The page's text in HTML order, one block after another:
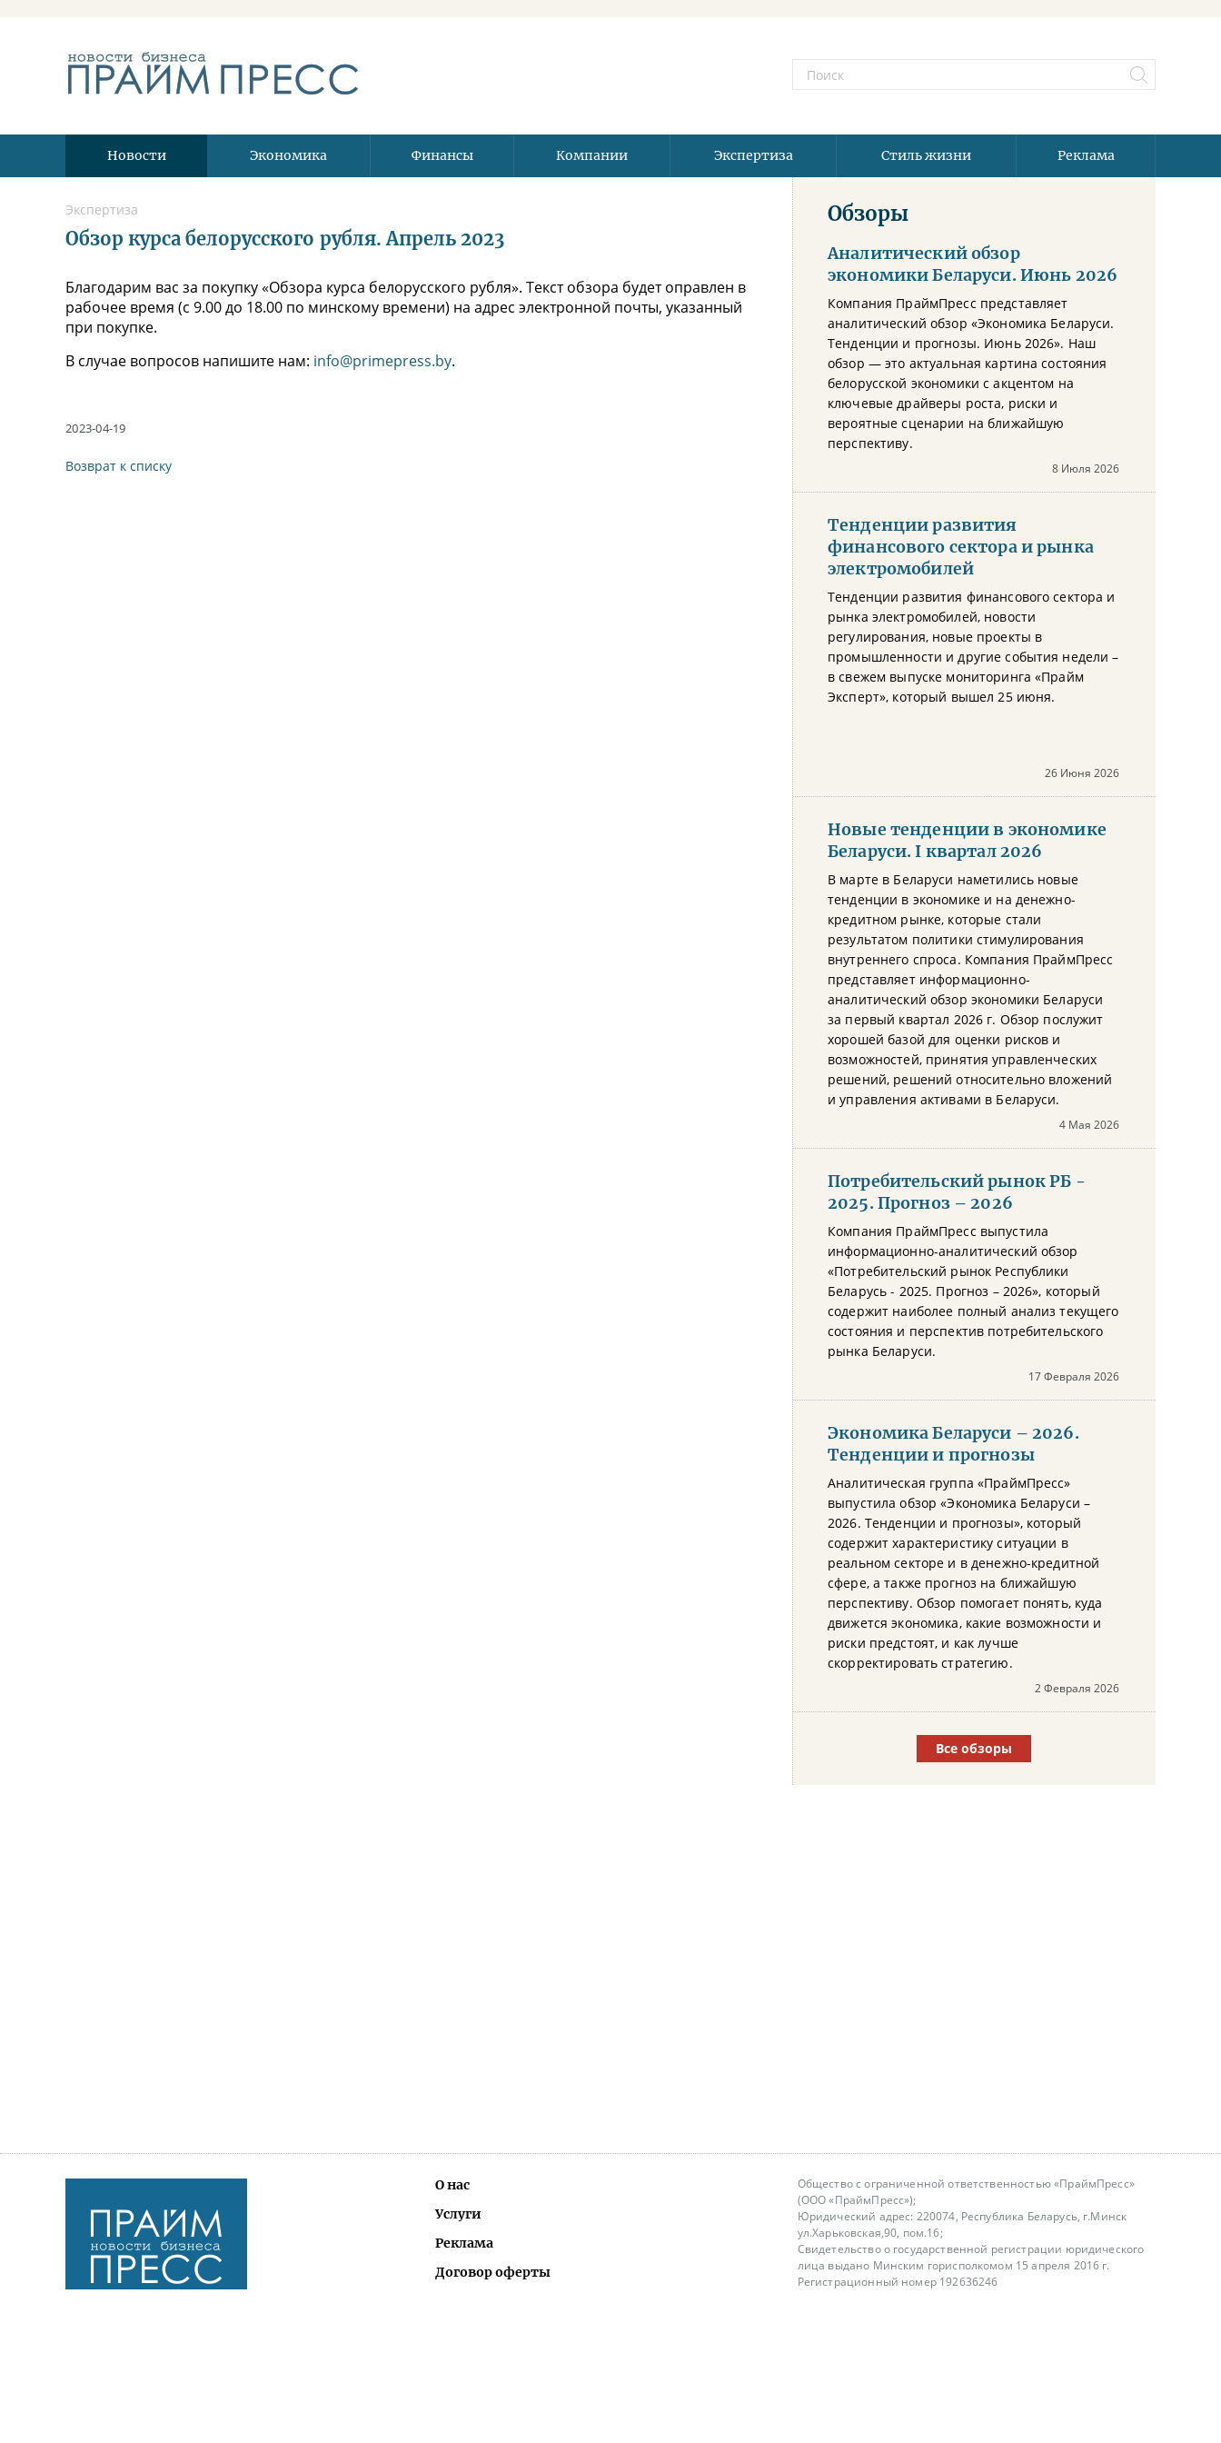
Новости Экономика Финансы Компании Экспертиза Стиль жизни Реклама
Экспертиза
Обзор курса белорусского рубля. Апрель 2023
Благодарим вас за покупку «Обзора курса белорусского рубля». Текст обзора будет оправлен в
рабочее время (с 9.00 до 18.00 по минскому времени) на адрес электронной почты, указанный
при покупке.
В случае вопросов напишите нам: info@primepress.by.
2023-04-19
Возврат к списку
Обзоры
Аналитический обзор
экономики Беларуси. Июнь 2026
Компания ПраймПресс представляет
аналитический обзор «Экономика Беларуси.
Тенденции и прогнозы. Июнь 2026». Наш
обзор — это актуальная картина состояния
белорусской экономики с акцентом на
ключевые драйверы роста, риски и
вероятные сценарии на ближайшую
перспективу.
8 Июля 2026
Тенденции развития
финансового сектора и рынка
электромобилей
Тенденции развития финансового сектора и
рынка электромобилей, новости
регулирования, новые проекты в
промышленности и другие события недели –
в свежем выпуске мониторинга «Прайм
Эксперт», который вышел 25 июня.
26 Июня 2026
Новые тенденции в экономике
Беларуси. I квартал 2026
В марте в Беларуси наметились новые
тенденции в экономике и на денежно-
кредитном рынке, которые стали
результатом политики стимулирования
внутреннего спроса. Компания ПраймПресс
представляет информационно-
аналитический обзор экономики Беларуси
за первый квартал 2026 г. Обзор послужит
хорошей базой для оценки рисков и
возможностей, принятия управленческих
решений, решений относительно вложений
и управления активами в Беларуси.
4 Мая 2026
Потребительский рынок РБ -
2025. Прогноз – 2026
Компания ПраймПресс выпустила
информационно-аналитический обзор
«Потребительский рынок Республики
Беларусь - 2025. Прогноз – 2026», который
содержит наиболее полный анализ текущего
состояния и перспектив потребительского
рынка Беларуси.
17 Февраля 2026
Экономика Беларуси – 2026.
Тенденции и прогнозы
Аналитическая группа «ПраймПресс»
выпустила обзор «Экономика Беларуси –
2026. Тенденции и прогнозы», который
содержит характеристику ситуации в
реальном секторе и в денежно-кредитной
сфере, а также прогноз на ближайшую
перспективу. Обзор помогает понять, куда
движется экономика, какие возможности и
риски предстоят, и как лучше
скорректировать стратегию.
2 Февраля 2026
Все обзоры
О нас
Услуги
Реклама
Договор оферты
Общество с ограниченной ответственностью «ПраймПресс»
(ООО «ПраймПресс»);
Юридический адрес: 220074, Республика Беларусь, г.Минск
ул.Харьковская,90, пом.16;
Свидетельство о государственной регистрации юридического
лица выдано Минским горисполкомом 15 апреля 2016 г.
Регистрационный номер 192636246